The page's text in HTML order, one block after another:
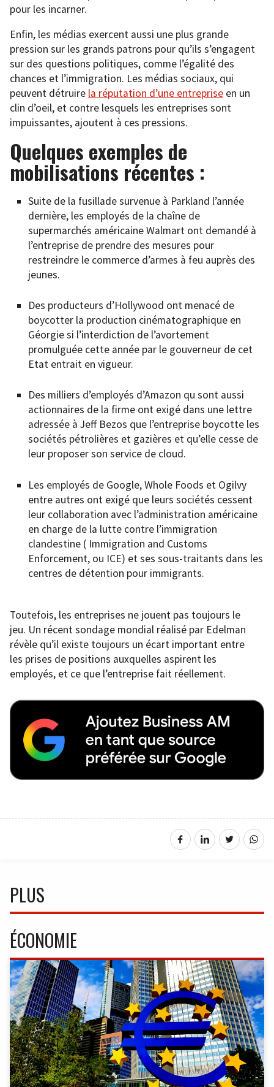
pour les incarner.
Enfin, les médias exercent aussi une plus grande
pression sur les grands patrons pour qu’ils s’engagent
sur des questions politiques, comme l’égalité des
chances et l’immigration. Les médias sociaux, qui
peuvent détruire la réputation d’une entreprise en un
clin d’oeil, et contre lesquels les entreprises sont
impuissantes, ajoutent à ces pressions.
Quelques exemples de
mobilisations récentes :
Suite de la fusillade survenue à Parkland l’année
dernière, les employés de la chaîne de
supermarchés américaine Walmart ont demandé à
l’entreprise de prendre des mesures pour
restreindre le commerce d’armes à feu auprès des
jeunes.
Des producteurs d’Hollywood ont menacé de
boycotter la production cinématographique en
Géorgie si l’interdiction de l’avortement
promulguée cette année par le gouverneur de cet
Etat entrait en vigueur.
Des milliers d’employés d’Amazon qu sont aussi
actionnaires de la firme ont exigé dans une lettre
adressée à Jeff Bezos que l’entreprise boycotte les
sociétés pétrolières et gazières et qu’elle cesse de
leur proposer son service de cloud.
Les employés de Google, Whole Foods et Ogilvy
entre autres ont exigé que leurs sociétés cessent
leur collaboration avec l’administration américaine
en charge de la lutte contre l’immigration
clandestine ( Immigration and Customs
Enforcement, ou ICE) et ses sous-traitants dans les
centres de détention pour immigrants.
Toutefois, les entreprises ne jouent pas toujours le
jeu. Un récent sondage mondial réalisé par Edelman
révèle qu’il existe toujours un écart important entre
les prises de positions auxquelles aspirent les
employés, et ce que l’entreprise fait réellement.
PLUS
ÉCONOMIE